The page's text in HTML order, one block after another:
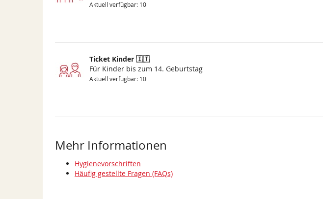
Aktuell verfügbar: 10
Ticket Kinder 🇮🇹
Für Kinder bis zum 14. Geburtstag
Aktuell verfügbar: 10
Mehr Informationen
Hygienevorschriften
Häufig gestellte Fragen (FAQs)